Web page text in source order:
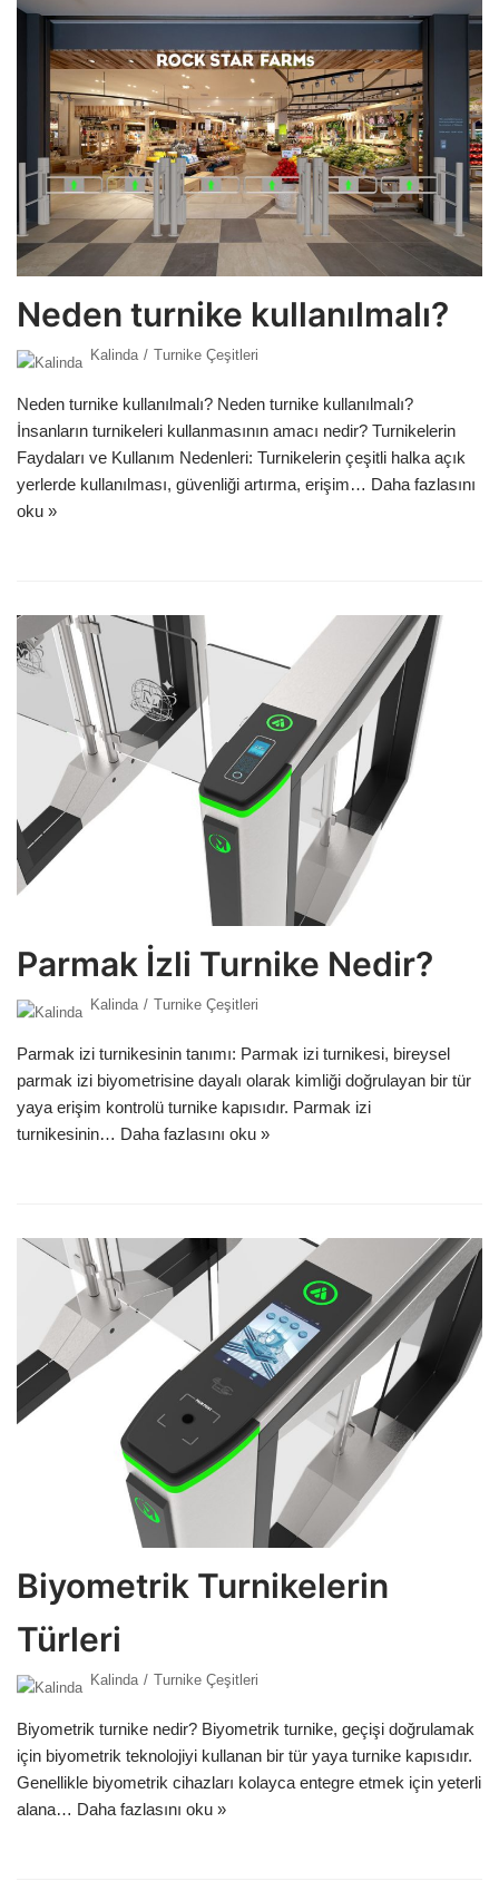
Neden turnike kullanılmalı?
Kalinda Turnike Çeşitleri
Neden turnike kullanılmalı? Neden turnike kullanılmalı?
İnsanların turnikeleri kullanmasının amacı nedir? Turnikelerin
Faydaları ve Kullanım Nedenleri: Turnikelerin çeşitli halka açık
yerlerde kullanılması, güvenliği artırma, erişim… Daha fazlasını
oku »
Parmak İzli Turnike Nedir?
Kalinda Turnike Çeşitleri
Parmak izi turnikesinin tanımı: Parmak izi turnikesi, bireysel
parmak izi biyometrisine dayalı olarak kimliği doğrulayan bir tür
yaya erişim kontrolü turnike kapısıdır. Parmak izi
turnikesinin… Daha fazlasını oku »
Biyometrik Turnikelerin
Türleri
Kalinda Turnike Çeşitleri
Biyometrik turnike nedir? Biyometrik turnike, geçişi doğrulamak
için biyometrik teknolojiyi kullanan bir tür yaya turnike kapısıdır.
Genellikle biyometrik cihazları kolayca entegre etmek için yeterli
alana… Daha fazlasını oku »